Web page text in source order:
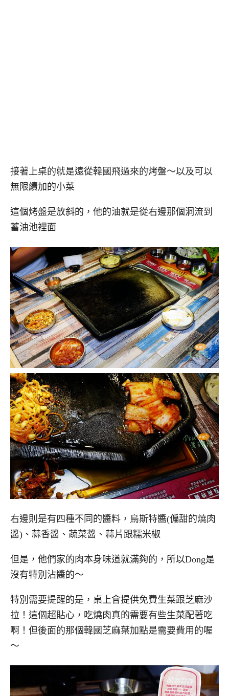
接著上桌的就是遠從韓國飛過來的烤盤～以及可以
無限續加的小菜
這個烤盤是放斜的，他的油就是從右邊那個洞流到
蓄油池裡面
右邊則是有四種不同的醬料，烏斯特醬(偏甜的燒肉
醬)、蒜香醬、蔬菜醬、蒜片跟糯米椒
但是，他們家的肉本身味道就滿夠的，所以Dong是
沒有特別沾醬的～
特別需要提醒的是，桌上會提供免費生菜跟芝麻沙
拉！這個超貼心，吃燒肉真的需要有些生菜配著吃
啊！但後面的那個韓國芝麻葉加點是需要費用的喔
～